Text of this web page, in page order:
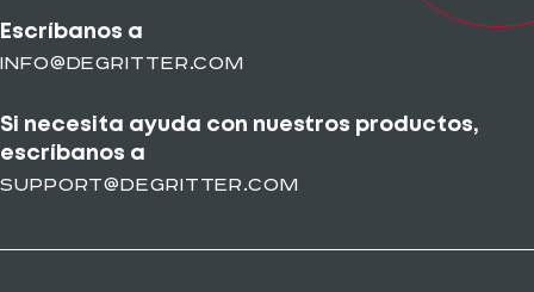
Escríbanos a
info@degritter.com
Si necesita ayuda con nuestros productos,
escríbanos a
support@degritter.com